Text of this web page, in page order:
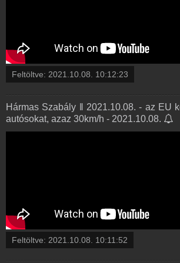
Feltöltve: 2021.10.08. 10:12:23
Hármas Szabály ‖ 2021.10.08. - az EU
autósokat, azaz 30km/h - 2021.10.08.
Feltöltve: 2021.10.08. 10:11:52